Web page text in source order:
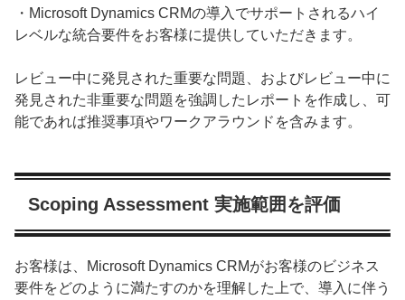
・Microsoft Dynamics CRMの導入でサポートされるハイ
レベルな統合要件をお客様に提供していただきます。
レビュー中に発見された重要な問題、およびレビュー中に
発見された非重要な問題を強調したレポートを作成し、可
能であれば推奨事項やワークアラウンドを含みます。
Scoping Assessment 実施範囲を評価
お客様は、Microsoft Dynamics CRMがお客様のビジネス
要件をどのように満たすのかを理解した上で、導入に伴う